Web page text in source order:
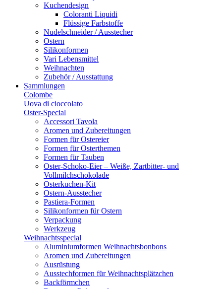
Kuchendesign
Coloranti Liquidi
Flüssige Farbstoffe
Nudelschneider / Ausstecher
Ostern
Silikonformen
Vari Lebensmittel
Weihnachten
Zubehör / Ausstattung
Sammlungen
Colombe
Uova di cioccolato
Oster-Special
Accessori Tavola
Aromen und Zubereitungen
Formen für Ostereier
Formen für Osterthemen
Formen für Tauben
Oster-Schoko-Eier – Weiße, Zartbitter- und
Vollmilchschokolade
Osterkuchen-Kit
Ostern-Ausstecher
Pastiera-Formen
Silikonformen für Ostern
Verpackung
Werkzeug
Weihnachtsspecial
Aluminiumformen Weihnachtsbonbons
Aromen und Zubereitungen
Ausrüstung
Ausstechformen für Weihnachtsplätzchen
Backförmchen